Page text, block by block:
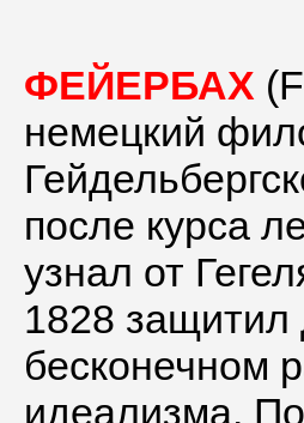
ФЕЙЕРБАХ
немецкий
после курса
узнал от
1828
бесконечном
идеализма.